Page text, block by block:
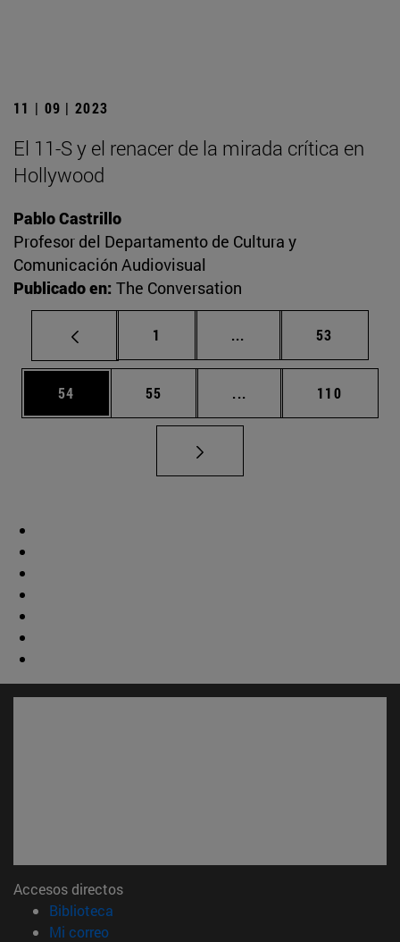
11 | 09 | 2023
El 11-S y el renacer de la mirada crítica en
Hollywood
Pablo Castrillo
Profesor del Departamento de Cultura y
Comunicación Audiovisual
Publicado en: The Conversation
Página
1 ... Páginas intermedias
Página
53
Página
54 Página
55 ... Páginas intermedias
Página
110
Accesos directos
Biblioteca
Mi correo(abre en nueva ventana)